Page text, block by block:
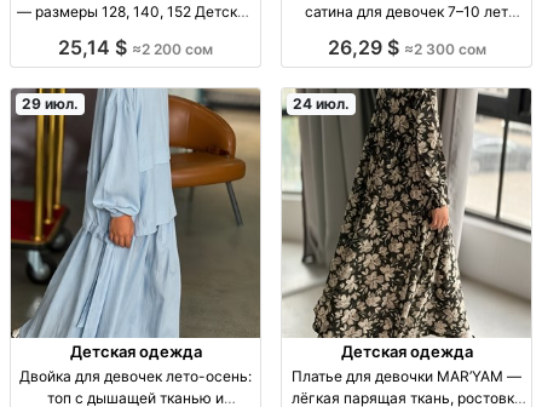
— размеры 128, 140, 152 Детские
комбинированный верх, р-р
ограниченная парти
25,14 $ ≈2 200 сом
сатина для девочек 7–10 лет
девочек 7–10 лет, р-ры 134–146,
26,29 $ ≈2 300 сом
29 июл.
Детская одежда
Двойка для девочек лето-осень:
топ с дышащей тканью и
24 июл.
Детская одежда
Платье для девочки MAR’YAM —
лёгкая парящая ткань, ростовки